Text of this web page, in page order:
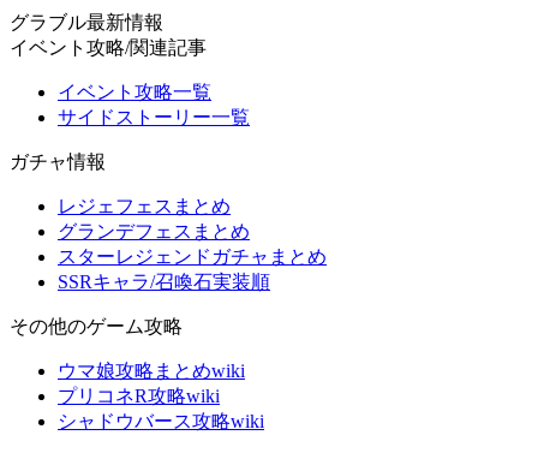
グラブル最新情報
イベント攻略/関連記事
イベント攻略一覧
サイドストーリー一覧
ガチャ情報
レジェフェスまとめ
グランデフェスまとめ
スターレジェンドガチャまとめ
SSRキャラ/召喚石実装順
その他のゲーム攻略
ウマ娘攻略まとめwiki
プリコネR攻略wiki
シャドウバース攻略wiki